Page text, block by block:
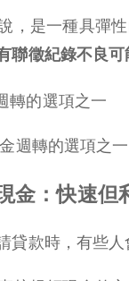
，是一種具彈
聯徵紀錄不良
週轉的選項之
金：快速但
貸款時，有些